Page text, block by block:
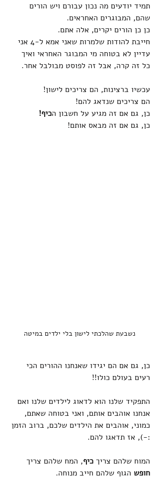
תמיד יודעים מה נכון עבורם ויש הורים
שהם, המבוגרים האחראים.
כן כן הורים יקרים, אלה אתם.
חייבת להודות שלמרות שאני אמא ל-4 אני
עדיין לא בטוחה מי המבוגר האחראי ואיך
כל זה קרה, אבל זה לפוסט מבולבל אחר.
עכשיו ברצינות, הם צריכים לישון!
הם צריכים שנדאג להם!
כן, גם אם זה מגיע על חשבון הכיף!
כן, גם אם זה מבאס אותם!
נשבעת שהלכתי לישון בלי ילדים במיטה
כן, גם אם הם יגידו שאנחנו ההורים הכי
רעים בעולם כולו!!
התפקיד שלנו הוא לדאוג לילדים שלנו ואם
אנחנו אוהבים אותם, ואני בטוחה שאתם,
כמוני, אוהבים את הילדים שלכם, ברוב הזמן
:-), אז תדאגו להם.
המוח שלהם צריך כיף, המח שלהם צריך
חופש הגוף שלהם חייב מנוחה.